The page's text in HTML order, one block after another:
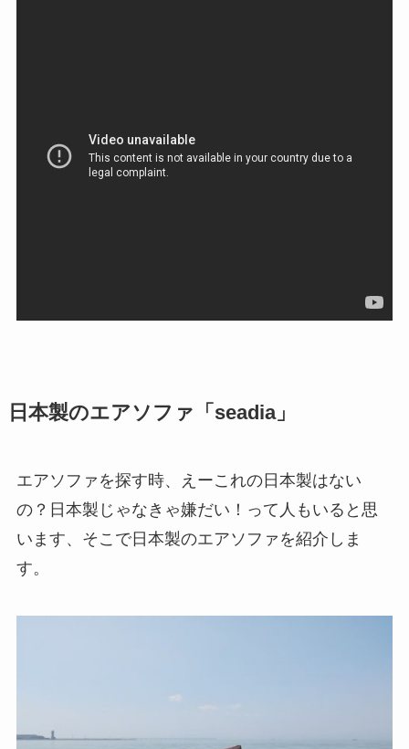
日本製のエアソファ「seadia」
エアソファを探す時、えーこれの日本製はない
の？日本製じゃなきゃ嫌だい！ って人もいると思
います、そこで日本製のエアソファを紹介しま
す。